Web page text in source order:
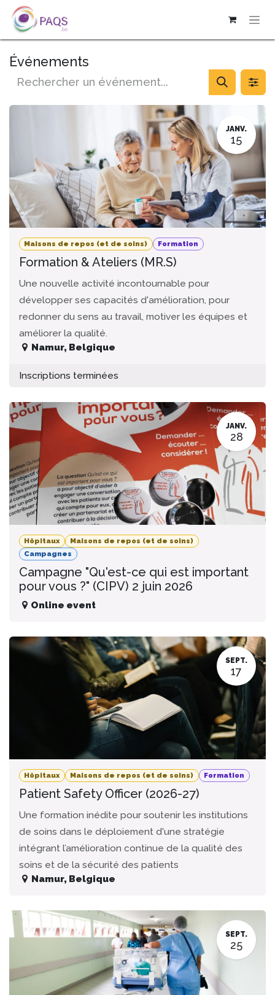
SE RENDRE AU CONTENU
Événements
JANV.
15
Maisons de repos (et de soins) Formation
Formation & Ateliers (MR.S)
Une nouvelle activité incontournable pour
développer ses capacités d'amélioration, pour
redonner du sens au travail, motiver les équipes et
améliorer la qualité.
Namur, Belgique
Inscriptions terminées
JANV.
28
Hôpitaux
Maisons de repos (et de soins)
Campagnes
Campagne "Qu'est-ce qui est important
pour vous ?" (CIPV) 2 juin 2026
Online event
SEPT.
17
Hôpitaux Maisons de repos (et de soins) Formation
Patient Safety Officer (2026-27)
Une formation inédite pour soutenir les institutions
de soins dans le déploiement d'une stratégie
intégrant l’amélioration continue de la qualité des
soins et de la sécurité des patients
Namur, Belgique
SEPT.
25